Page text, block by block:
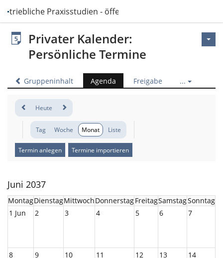
Betriebliche Praxisstudien - öffentlich
Privater Kalender:
Persönliche Termine
Gruppeninhalt Agenda Freigabe ...
Heute
Tag Woche Monat Liste
Termin anlegen Termine importieren
Juni 2037
MontagDienstagMittwochDonnerstagFreitagSamstagSonntag
1 Jun
2 3 4 5 6 7
8 9 10 11 12 13 14